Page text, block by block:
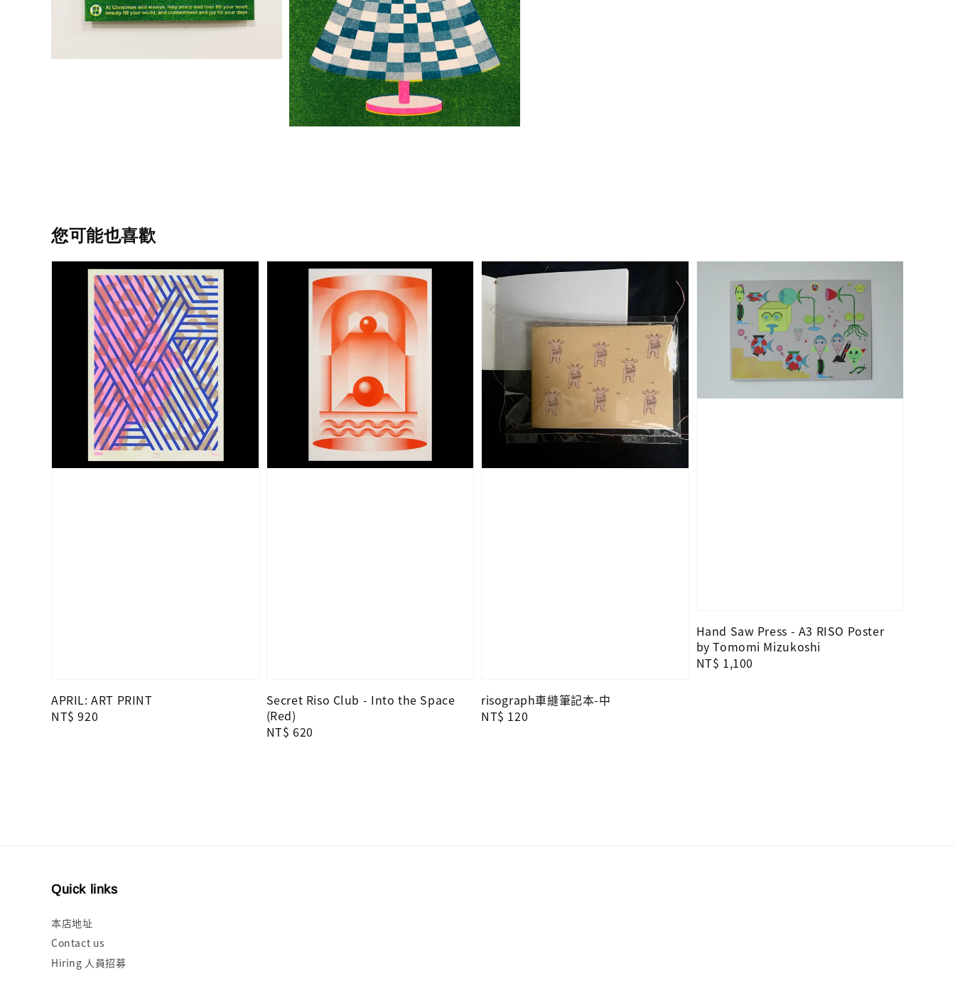
您可能也喜歡
APRIL: ART PRINT
Regular
NT$ 920
Secret Riso Club - Into the Space
(Red)
Regular
NT$ 620
risograph車縫筆記本-中
Regular
NT$ 120
Hand Saw Press - A3 RISO Poster
by Tomomi Mizukoshi
Regular
NT$ 1,100
Quick links
本店地址
Contact us
Hiring 人員招募